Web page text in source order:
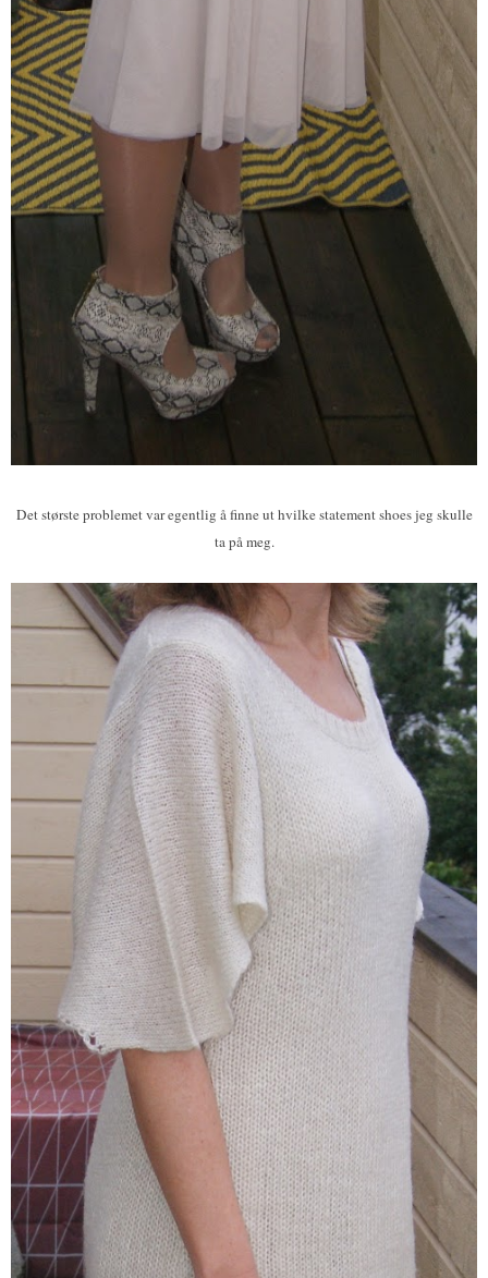
Det største problemet var egentlig å finne ut hvilke statement shoes jeg skulle
ta på meg.